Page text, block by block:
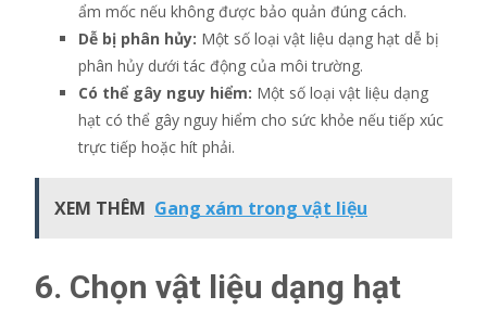
ẩm mốc nếu không được bảo quản đúng cách.
Dễ bị phân hủy: Một số loại vật liệu dạng hạt dễ bị
phân hủy dưới tác động của môi trường.
Có thể gây nguy hiểm: Một số loại vật liệu dạng
hạt có thể gây nguy hiểm cho sức khỏe nếu tiếp xúc
trực tiếp hoặc hít phải.
XEM THÊM Gang xám trong vật liệu
6. Chọn vật liệu dạng hạt